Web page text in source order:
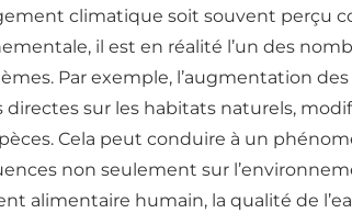
climatique soit souvent perçu
il est en réalité l’un des
Par exemple, l’augmentation
directes sur les habitats naturels,
Cela peut conduire à un
non seulement sur
alimentaire humain, la qualité de